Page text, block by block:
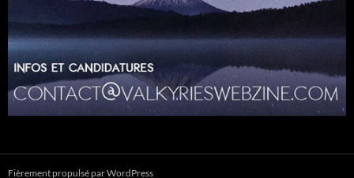
Fièrement propulsé par WordPress